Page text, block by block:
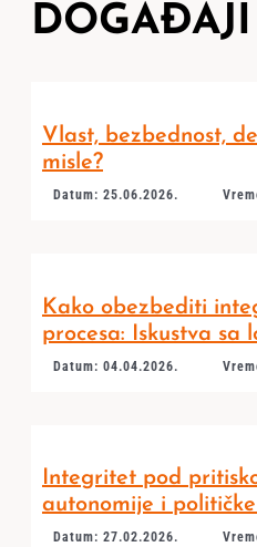
DOGAĐAJI
Vlast, bezbednost,
misle?
Datum: 25.06.2026.
Kako obezbediti
procesa: Iskustva sa
Datum: 04.04.2026.
Integritet pod
autonomije i
Datum: 27.02.2026.